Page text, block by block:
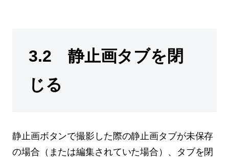
3.2 静止画タブを閉
じる
静止画ボタンで撮影した際の静止画タブが未保存
の場合（または編集されていた場合）、タブを閉